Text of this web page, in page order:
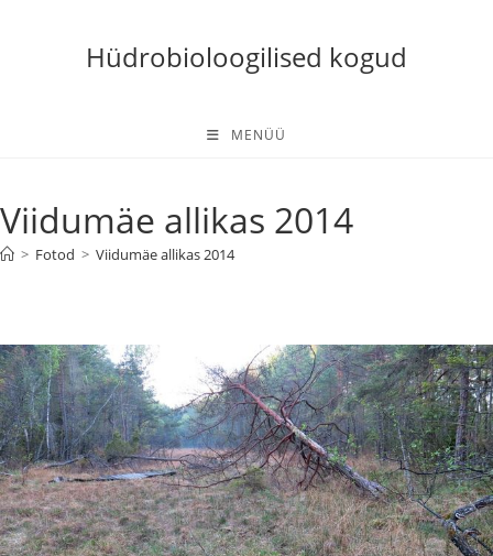
Hüdrobioloogilised kogud
MENÜÜ
Viidumäe allikas 2014
> Fotod > Viidumäe allikas 2014